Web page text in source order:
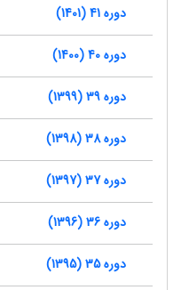
دوره 41 (1401)
دوره 40 (1400)
دوره 39 (1399)
دوره 38 (1398)
دوره 37 (1397)
دوره 36 (1396)
دوره 35 (1395)